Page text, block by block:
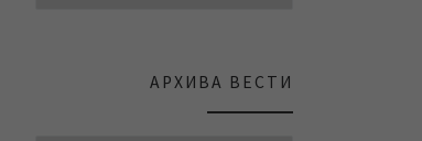
АРХИВА ВЕСТИ